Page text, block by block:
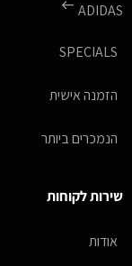
ADIDAS
SPECIALS
הזמנה אישית
הנמכרים ביותר
שירות לקוחות
אודות